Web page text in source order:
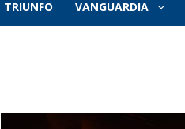
La
Nación
TRIUNFO VANGUARDIA